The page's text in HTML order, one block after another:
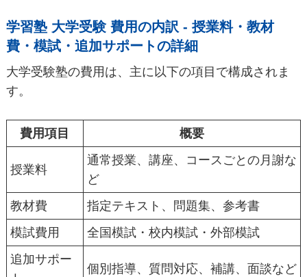
学習塾 大学受験 費用の内訳 - 授業料・教材
費・模試・追加サポートの詳細
大学受験塾の費用は、主に以下の項目で構成されま
す。
費用項目 概要
授業料
通常授業、講座、コースごとの月謝な
ど
教材費
指定テキスト、問題集、参考書
模試費用
全国模試・校内模試・外部模試
追加サポー
個別指導、質問対応、補講、面談など